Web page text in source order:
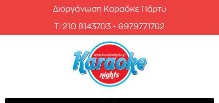
Διοργάνωση Καραόκε Πάρτυ
T: 210 8143703 - 6979771762